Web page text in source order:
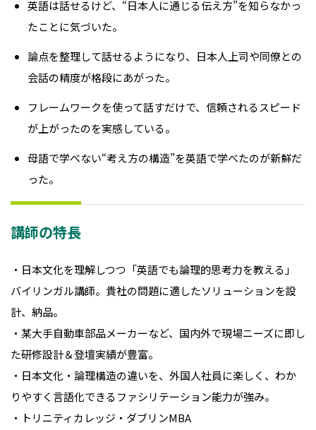
英語は話せるけど、“日本人に通じる伝え方”を知らなかっ
たことに気づいた。
論点を整理して話せるようになり、日本人上司や同僚との
会話の精度が格段にあがった。
フレームワークを使って話すだけで、信頼されるスピード
が上がったのを実感している。
母語で学べない“考え方の構造”を英語で学べたのが新鮮だ
った。
講師の特長
・日本文化を理解しつつ「英語でも論理的思考力を教える」
バイリンガル講師。貴社の問題に適したソリューションを設
計、納品。
・某大手自動車部品メーカーなど、国内外で現場ニーズに即し
た研修設計＆登壇実績が豊富。
・日本文化・論理構造の違いを、外国人社員に楽しく、わか
りやすく言語化できるファシリテーション能力が強み。
・トリニティカレッジ・ダブリンMBA